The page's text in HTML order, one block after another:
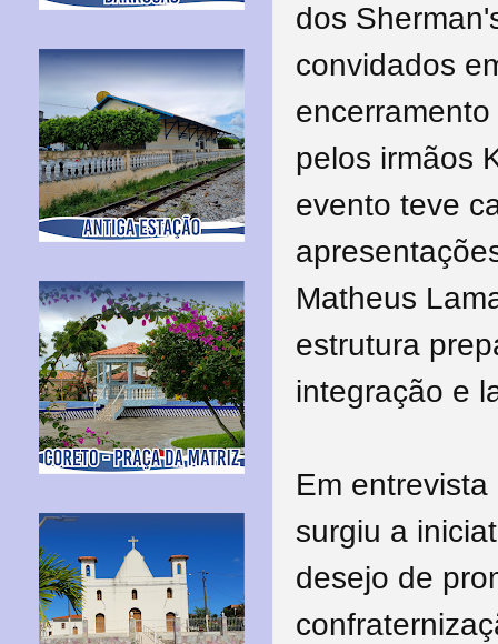
dos
convidados
pelos irmãos
evento teve
Matheus
estrutura
integração e
Em
surgiu a
desejo de